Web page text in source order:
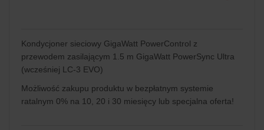
Kondycjoner sieciowy GigaWatt PowerControl z
przewodem zasilającym 1.5 m GigaWatt PowerSync Ultra
(wcześniej LC-3 EVO)
Możliwość zakupu produktu w bezpłatnym systemie
ratalnym 0% na 10, 20 i 30 miesięcy lub specjalna oferta!